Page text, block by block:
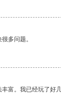
多问题。
富。我已经玩了好